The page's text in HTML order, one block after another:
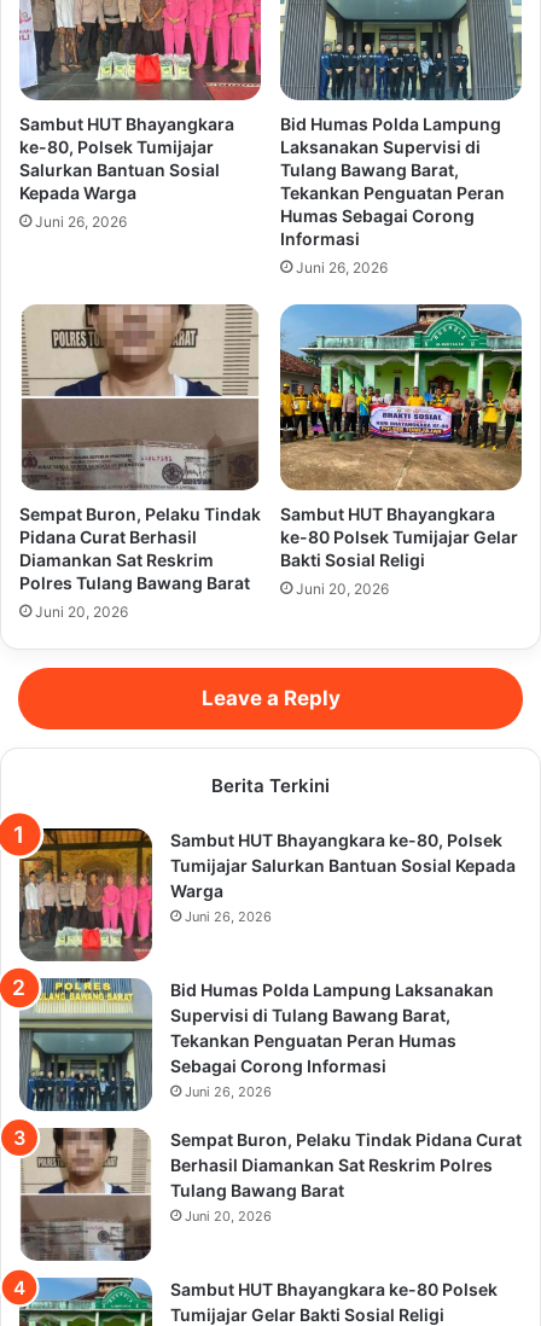
Sambut HUT Bhayangkara
ke-80, Polsek Tumijajar
Salurkan Bantuan Sosial
Kepada Warga
Juni 26, 2026
Bid Humas Polda Lampung
Laksanakan Supervisi di
Tulang Bawang Barat,
Tekankan Penguatan Peran
Humas Sebagai Corong
Informasi
Juni 26, 2026
Sempat Buron, Pelaku Tindak
Pidana Curat Berhasil
Diamankan Sat Reskrim
Polres Tulang Bawang Barat
Juni 20, 2026
Sambut HUT Bhayangkara
ke-80 Polsek Tumijajar Gelar
Bakti Sosial Religi
Juni 20, 2026
Leave a Reply
Berita Terkini
Sambut HUT Bhayangkara ke-80, Polsek
Tumijajar Salurkan Bantuan Sosial Kepada
Warga
Juni 26, 2026
Bid Humas Polda Lampung Laksanakan
Supervisi di Tulang Bawang Barat,
Tekankan Penguatan Peran Humas
Sebagai Corong Informasi
Juni 26, 2026
Sempat Buron, Pelaku Tindak Pidana Curat
Berhasil Diamankan Sat Reskrim Polres
Tulang Bawang Barat
Juni 20, 2026
Sambut HUT Bhayangkara ke-80 Polsek
Tumijajar Gelar Bakti Sosial Religi